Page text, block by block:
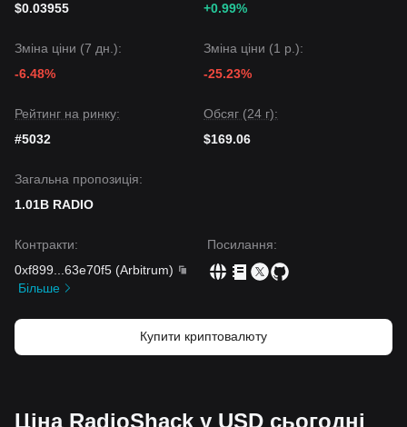
$0.03955
+0.99%
Зміна ціни (7 дн.):
-6.48%
Зміна ціни (1 р.):
-25.23%
Рейтинг на ринку:
#5032
Обсяг (24 г):
$169.06
Загальна пропозиція:
1.01B RADIO
Контракти:
0xf899
63e70f5 (Arbitrum)
Більше
Посилання:
Купити криптовалюту
Ціна RadioShack у USD сьогодні